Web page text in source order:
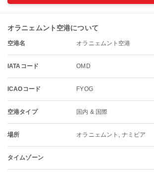
オラニェムント空港について
空港名 オラニェムント空港
IATAコード OMD
ICAOコード FYOG
空港タイプ 国内 & 国際
場所 オラニェムント, ナミビア
タイムゾーン